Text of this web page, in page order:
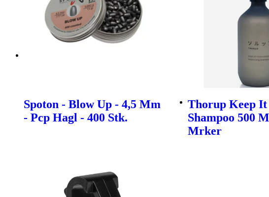
Spoton - Blow Up - 4,5 Mm
- Pcp Hagl - 400 Stk.
Thorup Keep It
Shampoo 500
Mrker